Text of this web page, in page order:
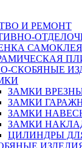
И РЕМОНТ
СКОБЯНЫЕ
ЗАМКИ
ЗАМКИ
ЗАМКИ
ЗАМКИ
ЦИЛИНДРЫ